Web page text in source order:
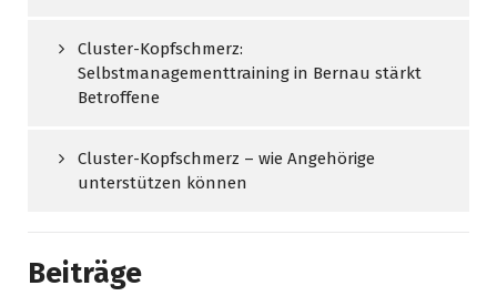
Cluster-Kopfschmerz:
Selbstmanagementtraining in Bernau stärkt
Betroffene
Cluster-Kopfschmerz – wie Angehörige
unterstützen können
Beiträge